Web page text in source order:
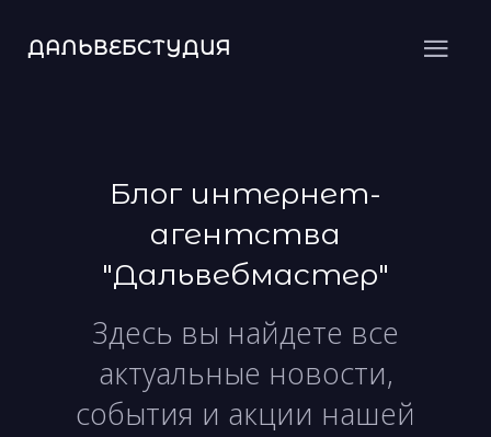
ДАЛЬВЕБСТУДИЯ
Блог интернет-
агентства
"Дальвебмастер"
Здесь вы найдете все
актуальные новости,
события и акции нашей